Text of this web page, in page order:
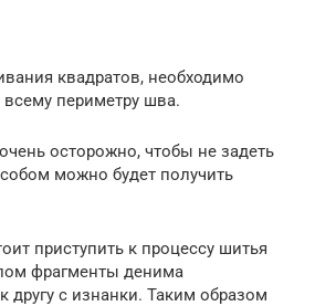
квадратов, необходимо
периметру шва.
осторожно, чтобы не задеть
можно будет получить
приступить к процессу шитья
фрагменты денима
другу с изнанки. Таким образом